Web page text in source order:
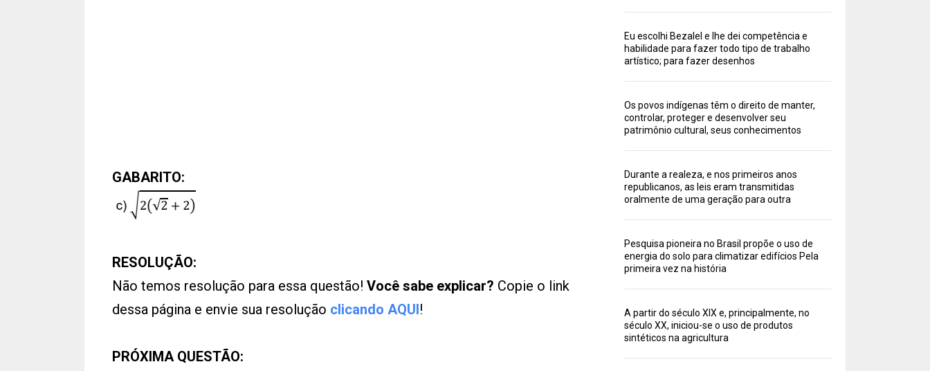
GABARITO:
RESOLUÇÃO:
Não temos resolução para essa questão! Você sabe explicar? Copie o link
dessa página e envie sua resolução clicando AQUI!
PRÓXIMA QUESTÃO:
Eu escolhi Bezalel e lhe dei competência e
habilidade para fazer todo tipo de trabalho
artístico; para fazer desenhos
Os povos indígenas têm o direito de manter,
controlar, proteger e desenvolver seu
patrimônio cultural, seus conhecimentos
Durante a realeza, e nos primeiros anos
republicanos, as leis eram transmitidas
oralmente de uma geração para outra
Pesquisa pioneira no Brasil propõe o uso de
energia do solo para climatizar edifícios Pela
primeira vez na história
A partir do século XIX e, principalmente, no
século XX, iniciou-se o uso de produtos
sintéticos na agricultura